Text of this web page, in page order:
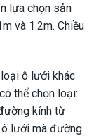
lựa chọn sản
và 1.2m. Chiều
ô lưới khác
thể chọn loại:
kính từ
ô lưới mà đường